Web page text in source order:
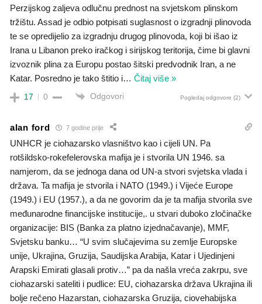
Perzijskog zaljeva odlučnu prednost na svjetskom plinskom
tržištu. Assad je odbio potpisati suglasnost o izgradnji plinovoda
te se opredijelio za izgradnju drugog plinovoda, koji bi išao iz
Irana u Libanon preko iračkog i sirijskog teritorija, čime bi glavni
izvoznik plina za Europu postao šitski predvodnik Iran, a ne
Katar. Posredno je tako štitio i… Čitaj više »
17 0 Odgovori Pogledaj odgovore (2)
alan ford 7 godine prije
UNHCR je ciohazarsko vlasništvo kao i cijeli UN. Pa
rotšildsko-rokefelerovska mafija je i stvorila UN 1946. sa
namjerom, da se jednoga dana od UN-a stvori svjetska vlada i
država. Ta mafija je stvorila i NATO (1949.) i Vijeće Europe
(1949.) i EU (1957.), a da ne govorim da je ta mafija stvorila sve
međunarodne financijske institucije,. u stvari duboko zločinačke
organizacije: BIS (Banka za platno izjednačavanje), MMF,
Svjetsku banku… “U svim slučajevima su zemlje Europske
unije, Ukrajina, Gruzija, Saudijska Arabija, Katar i Ujedinjeni
Arapski Emirati glasali protiv…” pa da našla vreća zakrpu, sve
ciohazarski sateliti i pudlice: EU, ciohazarska država Ukrajina ili
bolje rečeno Hazarstan, ciohazarska Gruzija, ciovehabijska